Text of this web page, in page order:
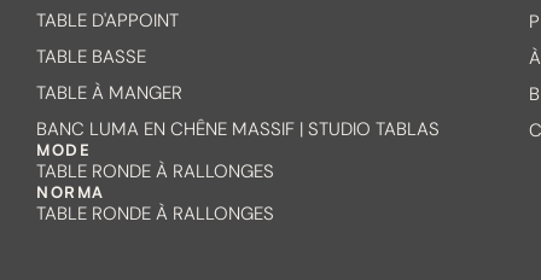
TABLE D'APPOINT
TABLE BASSE
TABLE À MANGER
BANC LUMA EN CHÊNE MASSIF | STUDIO TABLAS
MODE
TABLE RONDE À RALLONGES
NORMA
TABLE RONDE À RALLONGES